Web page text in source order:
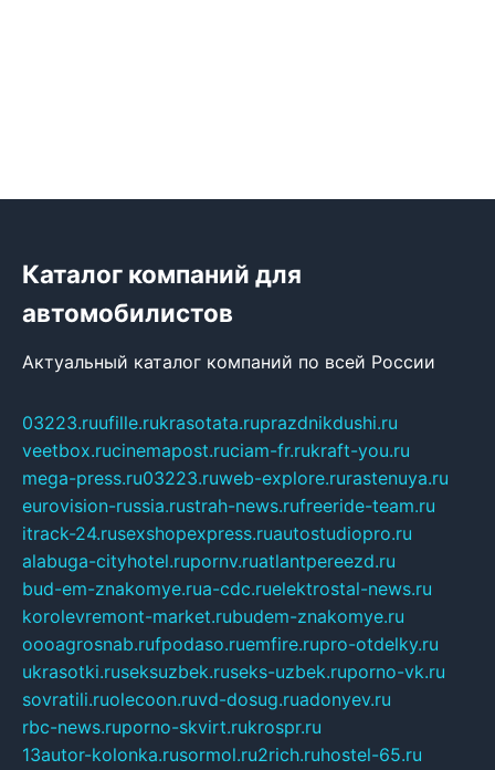
Каталог компаний для
автомобилистов
Актуальный каталог компаний по всей России
03223.ruufille.rukrasotata.ruprazdnikdushi.ru
veetbox.rucinemapost.ruciam-fr.rukraft-you.ru
mega-press.ru03223.ruweb-explore.rurastenuya.ru
eurovision-russia.rustrah-news.rufreeride-team.ru
itrack-24.rusexshopexpress.ruautostudiopro.ru
alabuga-cityhotel.rupornv.ruatlantpereezd.ru
bud-em-znakomye.rua-cdc.ruelektrostal-news.ru
korolevremont-market.rubudem-znakomye.ru
oooagrosnab.rufpodaso.ruemfire.rupro-otdelky.ru
ukrasotki.ruseksuzbek.ruseks-uzbek.ruporno-vk.ru
sovratili.ruolecoon.ruvd-dosug.ruadonyev.ru
rbc-news.ruporno-skvirt.rukrospr.ru
13autor-kolonka.rusormol.ru2rich.ruhostel-65.ru